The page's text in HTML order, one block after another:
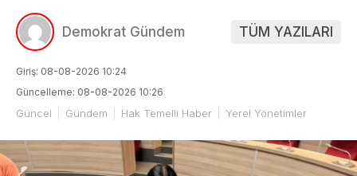
Demokrat Gündem TÜM YAZILARI
Giriş: 08-08-2026 10:24
Güncelleme: 08-08-2026 10:26
Güncel Gündem Hak Temelli Haber Yerel Yönetimler